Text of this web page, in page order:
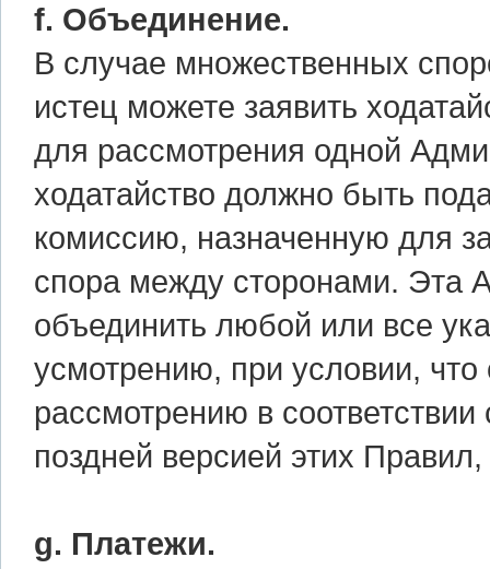
f. Объединение.
В случае множественных
истец можете заявить
для рассмотрения одной
ходатайство должно быть
комиссию, назначенную для
спора между сторонами. Эта
объединить любой или все
усмотрению, при условии,
рассмотрению в
поздней версией этих
g. Платежи.